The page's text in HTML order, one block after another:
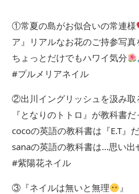
①常夏の島がお似合いの常連様
ア』リアルなお花のご持参写真
ちょっとだけでもハワイ気分
#プルメリアネイル
②出川イングリッシュを汲み取
『となりのトトロ』が教科書
cocoの英語の教科書は『E.T』
sanaの英語の教科書は…思い出
#紫陽花ネイル
③『ネイルは無いと無理
』